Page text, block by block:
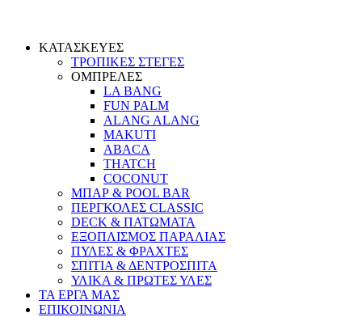
ΚΑΤΑΣΚΕΥΕΣ
ΤΡΟΠΙΚΕΣ ΣΤΕΓΕΣ
ΟΜΠΡΕΛΕΣ
LA BANG
FUN PALM
ALANG ALANG
MAKUTI
ABACA
THATCH
COCONUT
ΜΠΑΡ & POOL BAR
ΠΕΡΓΚΟΛΕΣ CLASSIC
DECK & ΠΑΤΩΜΑΤΑ
ΕΞΟΠΛΙΣΜΟΣ ΠΑΡΑΛΙΑΣ
ΠΥΛΕΣ & ΦΡΑΧΤΕΣ
ΣΠΙΤΙΑ & ΔΕΝΤΡΟΣΠΙΤΑ
ΥΛΙΚΑ & ΠΡΩΤΕΣ ΥΛΕΣ
ΤΑ ΕΡΓΑ ΜΑΣ
ΕΠΙΚΟΙΝΩΝΙΑ